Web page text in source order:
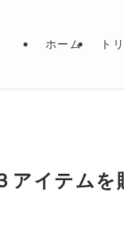
ホーム ト
アイテム